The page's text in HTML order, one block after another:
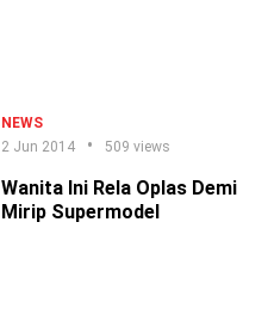
NEWS
2 Jun 2014
509 views
Wanita Ini Rela Oplas Demi
Mirip Supermodel